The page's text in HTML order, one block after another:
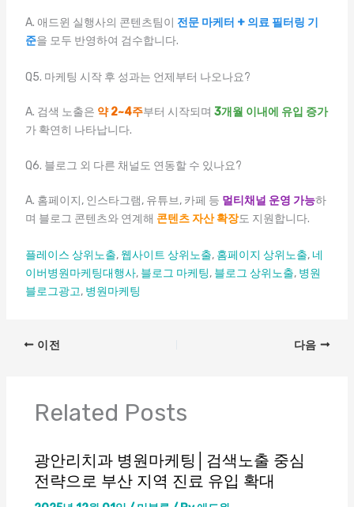
A. 애드윈 실행사의 콘텐츠팀이 전문 마케터 + 의료 필터링 기
준을 모두 반영하여 검수합니다.
Q5. 마케팅 시작 후 성과는 언제부터 나오나요?
A. 검색 노출은 약 2~4주부터 시작되며 3개월 이내에 유입 증가
가 확연히 나타납니다.
Q6. 블로그 외 다른 채널도 연동할 수 있나요?
A. 홈페이지, 인스타그램, 유튜브, 카페 등 멀티채널 운영 가능하
며 블로그 콘텐츠와 연계해 콘텐츠 자산 확장도 지원합니다.
플레이스 상위노출, 웹사이트 상위노출, 홈페이지 상위노출, 네
이버병원마케팅대행사, 블로그 마케팅, 블로그 상위노출, 병원
블로그광고, 병원마케팅
이전 다음
Related Posts
광안리치과 병원마케팅│검색노출 중심
전략으로 부산 지역 진료 유입 확대